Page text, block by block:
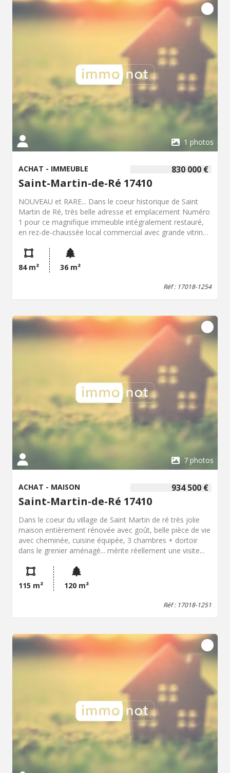
1 photos
830 000 €
ACHAT - IMMEUBLE
Saint-Martin-de-Ré 17410
NOUVEAU et RARE... Dans le coeur historique de Saint
Martin de Ré, très belle adresse et emplacement Numéro
1 pour ce magnifique immeuble intégralement restauré,
en rez-de-chaussée local commercial avec grande vitrine,
3ème étage chambre + chambre cabine... cave... Mérite
plus qu'une visite... Idéal pour profession libérale ou
indépendante, galerie, agence ... possibilité de cession de
84 m² 36 m²
Réf : 17018-1254
7 photos
934 500 €
ACHAT - MAISON
Saint-Martin-de-Ré 17410
Dans le coeur du village de Saint Martin de ré très jolie
maison entièrement rénovée avec goût, belle pièce de vie
avec cheminée, cuisine équipée, 3 chambres + dortoir
dans le grenier aménagé... mérite réellement une visite...
115 m² 120 m²
Réf : 17018-1251